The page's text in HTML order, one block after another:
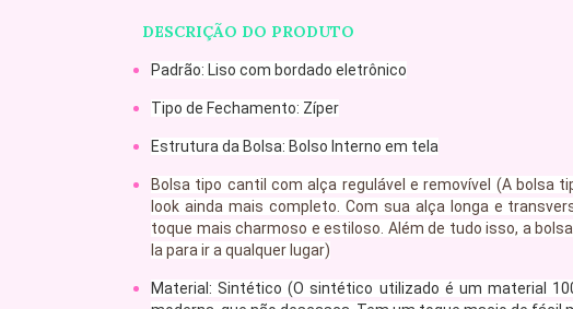
DESCRIÇÃO DO PRODUTO
Padrão: Liso com bordado eletrônico
Tipo de Fechamento: Zíper
Estrutura da Bolsa: Bolso Interno em tela
Bolsa tipo cantil com alça regulável e removível (A bolsa
look ainda mais completo. Com sua alça longa e
toque mais charmoso e estiloso. Além de tudo isso, a
la para ir a qualquer lugar)
Material: Sintético (O sintético utilizado é um material